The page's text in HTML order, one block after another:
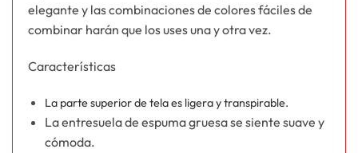
elegante y las combinaciones de colores fáciles de
combinar harán que los uses una y otra vez.
Características
La parte superior de tela es ligera y transpirable.
La entresuela de espuma gruesa se siente suave y
cómoda.